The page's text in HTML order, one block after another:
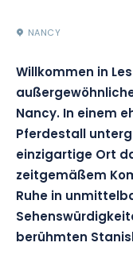
NANCY
Willkommen in
Nancy. In einem
Pferdestall
einzigartige Ort
zeitgemäßem
Ruhe in
berühmten